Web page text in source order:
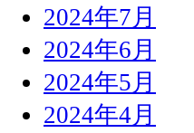
2024年7月
2024年6月
2024年5月
2024年4月